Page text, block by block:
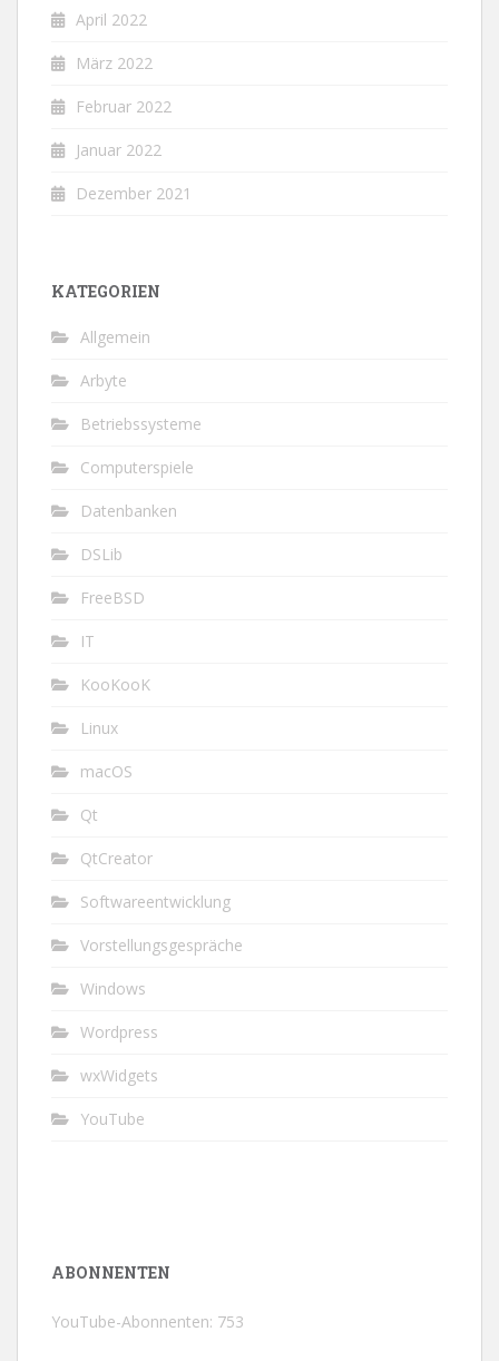
April 2022
März 2022
Februar 2022
Januar 2022
Dezember 2021
KATEGORIEN
Allgemein
Arbyte
Betriebssysteme
Computerspiele
Datenbanken
DSLib
FreeBSD
IT
KooKooK
Linux
macOS
Qt
QtCreator
Softwareentwicklung
Vorstellungsgespräche
Windows
Wordpress
wxWidgets
YouTube
ABONNENTEN
YouTube-Abonnenten: 753